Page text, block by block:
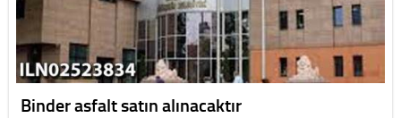
Binder asfalt satın alınacaktır